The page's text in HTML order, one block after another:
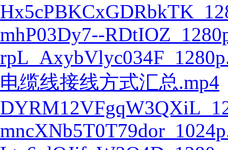
mhP03Dy7--
电缆线接线方式汇总.mp4